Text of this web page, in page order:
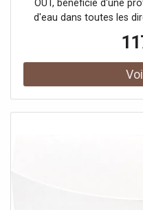
OUT, bénéficie d'une
d'eau dans toutes les
dépôts de poussière. Sa
son bon
extérieurs. Chez SLV,
produire les meilleurs
34.88 lm/W, Lumen: 160